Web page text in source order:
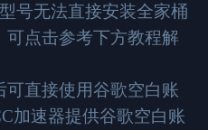
号无法直接安装全家桶
点击参考下方教程解
可直接使用谷歌空白账
加速器提供谷歌空白账